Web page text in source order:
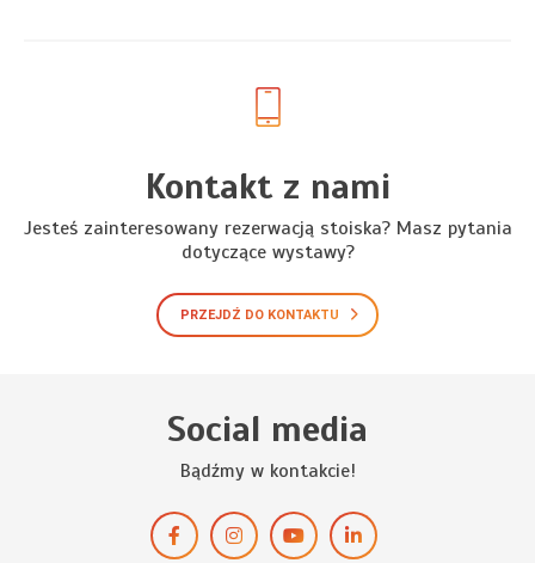
Kontakt z nami
Jesteś zainteresowany rezerwacją stoiska? Masz pytania
dotyczące wystawy?
PRZEJDŹ DO KONTAKTU
Social media
Bądźmy w kontakcie!